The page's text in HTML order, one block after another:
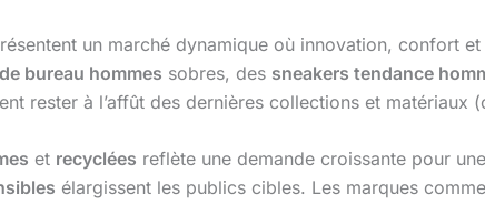
un marché dynamique où innovation, confort
bureau hommes sobres, des sneakers tendance
rester à l’affût des dernières collections et matériaux
et recyclées reflète une demande croissante pour
élargissent les publics cibles. Les marques